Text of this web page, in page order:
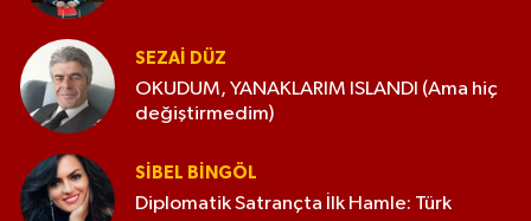
SEZAI DÜZ
OKUDUM, YANAKLARIM ISLANDI (Ama hiç
değiştirmedim)
SIBEL BINGÖL
Diplomatik Satrançta İlk Hamle: Türk